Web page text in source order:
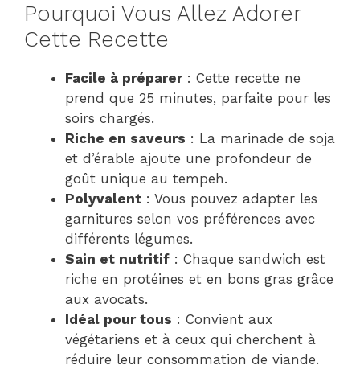
Pourquoi Vous Allez Adorer
Cette Recette
Facile à préparer: Cette recette ne
prend que 25 minutes, parfaite pour les
soirs chargés.
Riche en saveurs : La marinade de soja
et d’érable ajoute une profondeur de
goût unique au tempeh.
Polyvalent : Vous pouvez adapter les
garnitures selon vos préférences avec
différents légumes.
Sain et nutritif : Chaque sandwich est
riche en protéines et en bons gras grâce
aux avocats.
Idéal pour tous : Convient aux
végétariens et à ceux qui cherchent à
réduire leur consommation de viande.